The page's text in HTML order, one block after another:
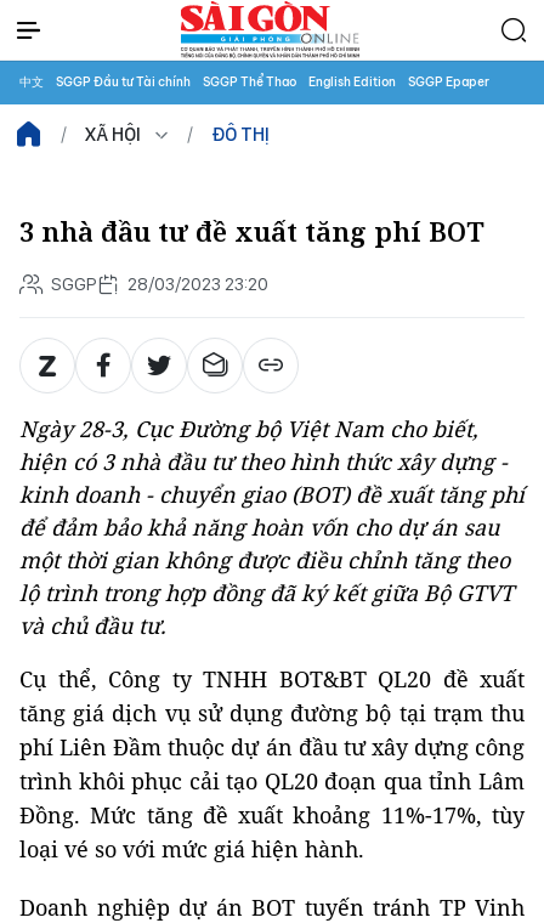
中文 SGGP Đầu tư Tài chính SGGP Thể Thao English Edition SGGP Epaper
XÃ HỘI ĐÔ THỊ
3 nhà đầu tư đề xuất tăng phí BOT
SGGP 28/03/2023 23:20
Ngày 28-3, Cục Đường bộ Việt Nam cho biết,
hiện có 3 nhà đầu tư theo hình thức xây dựng -
kinh doanh - chuyển giao (BOT) đề xuất tăng phí
để đảm bảo khả năng hoàn vốn cho dự án sau
một thời gian không được điều chỉnh tăng theo
lộ trình trong hợp đồng đã ký kết giữa Bộ GTVT
và chủ đầu tư.
Cụ thể, Công ty TNHH BOT&BT QL20 đề xuất
tăng giá dịch vụ sử dụng đường bộ tại trạm thu
phí Liên Đầm thuộc dự án đầu tư xây dựng công
trình khôi phục cải tạo QL20 đoạn qua tỉnh Lâm
Đồng. Mức tăng đề xuất khoảng 11%-17%, tùy
loại vé so với mức giá hiện hành.
Doanh nghiệp dự án BOT tuyến tránh TP Vinh